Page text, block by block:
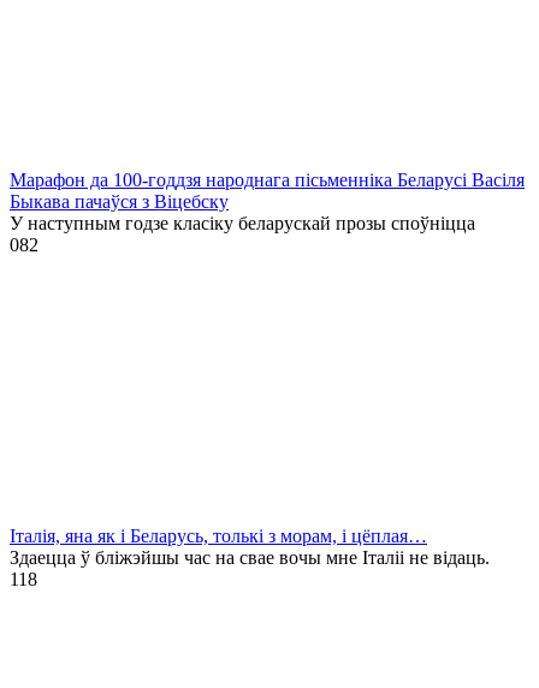
Марафон да 100-годдзя народнага пісьменніка Беларусі Васіля
Быкава пачаўся з Віцебску
У наступным годзе класіку беларускай прозы споўніцца
082
Італія, яна як і Беларусь, толькі з морам, і цёплая…
Здаецца ў бліжэйшы час на свае вочы мне Італіі не відаць.
118